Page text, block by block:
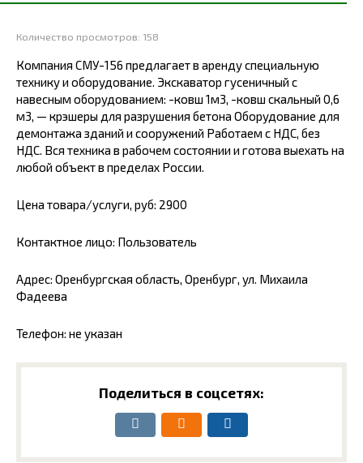
Количество просмотров: 158
Компания СМУ-156 предлагает в аренду специальную
технику и оборудование. Экскаватор гусеничный с
навесным оборудованием: -ковш 1м3, -ковш скальный 0,6
м3, — крэшеры для разрушения бетона Оборудование для
демонтажа зданий и сооружений Работаем с НДС, без
НДС. Вся техника в рабочем состоянии и готова выехать на
любой объект в пределах России.
Цена товара/услуги, руб: 2900
Контактное лицо: Пользователь
Адрес: Оренбургская область, Оренбург, ул. Михаила
Фадеева
Телефон: не указан
Поделиться в соцсетях: